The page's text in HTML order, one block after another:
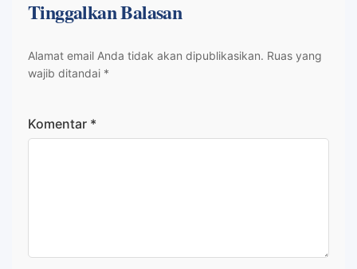
Tinggalkan Balasan
Alamat email Anda tidak akan dipublikasikan. Ruas yang
wajib ditandai *
Komentar *